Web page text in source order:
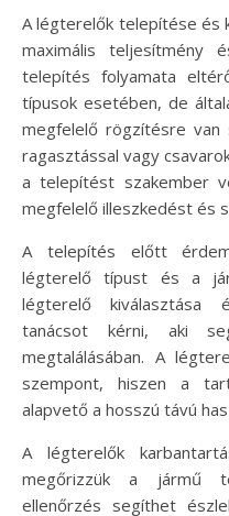
A légterelők telepítése és
maximális teljesítmény
telepítés folyamata
típusok esetében, de
megfelelő rögzítésre van
ragasztással vagy
a telepítést szakember
megfelelő illeszkedést és
A telepítés előtt
légterelő típust és a
légterelő kiválasztása
tanácsot kérni, aki
megtalálásában. A
szempont, hiszen a
alapvető a hosszú távú
A légterelők
megőrizzük a jármű
ellenőrzés segíthet